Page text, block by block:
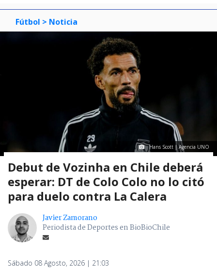
Fútbol > Noticia
Hans Scott | Agencia UNO
Debut de Vozinha en Chile deberá
esperar: DT de Colo Colo no lo citó
para duelo contra La Calera
Javier Zamorano
Periodista de Deportes en BioBioChile
Sábado 08 Agosto, 2026 | 21:03